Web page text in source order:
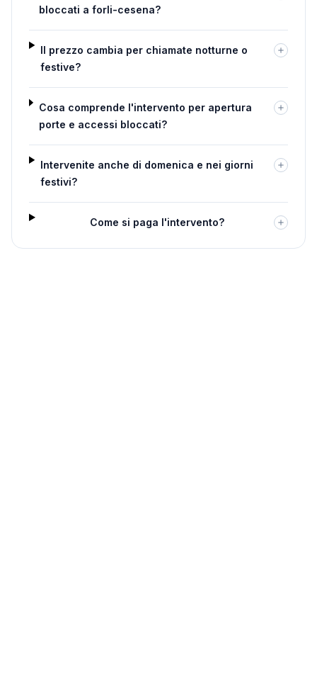
bloccati a forli-cesena?
Il prezzo cambia per chiamate notturne o
festive?
Cosa comprende l'intervento per apertura
porte e accessi bloccati?
Intervenite anche di domenica e nei giorni
festivi?
Come si paga l'intervento?